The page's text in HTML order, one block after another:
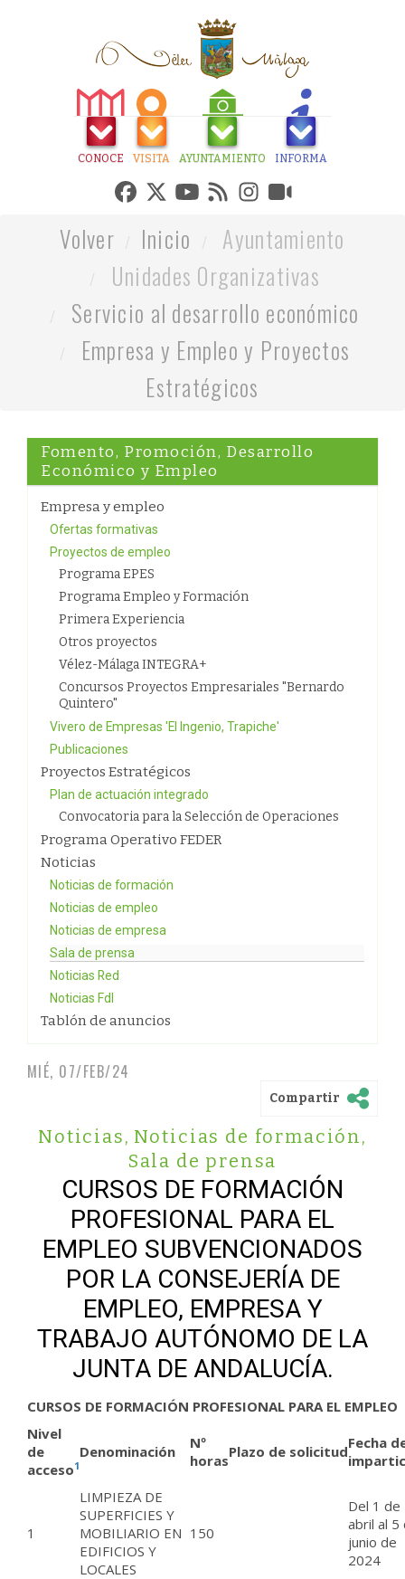
CONOCE VISITA AYUNTAMIENTO INFORMA
Volver Inicio
Ayuntamiento
Unidades Organizativas
Servicio al desarrollo económico
Empresa y Empleo y Proyectos
Estratégicos
Fomento, Promoción, Desarrollo
Económico y Empleo
Empresa y empleo
Ofertas formativas
Proyectos de empleo
Programa EPES
Programa Empleo y Formación
Primera Experiencia
Otros proyectos
Vélez-Málaga INTEGRA+
Concursos Proyectos Empresariales "Bernardo
Quintero"
Vivero de Empresas 'El Ingenio, Trapiche'
Publicaciones
Proyectos Estratégicos
Plan de actuación integrado
Convocatoria para la Selección de Operaciones
Programa Operativo FEDER
Noticias
Noticias de formación
Noticias de empleo
Noticias de empresa
Sala de prensa
Noticias Red
Noticias FdI
Tablón de anuncios
MIÉ, 07/FEB/24
Compartir
Noticias, Noticias de formación,
Sala de prensa
CURSOS DE FORMACIÓN
PROFESIONAL PARA EL
EMPLEO SUBVENCIONADOS
POR LA CONSEJERÍA DE
EMPLEO, EMPRESA Y
TRABAJO AUTÓNOMO DE LA
JUNTA DE ANDALUCÍA.
CURSOS DE FORMACIÓN PROFESIONAL PARA EL EMPLEO
Nivel
de
acceso1
Denominación
Nº
horasPlazo de solicitudFecha
1
LIMPIEZA DE
SUPERFICIES Y
MOBILIARIO EN
EDIFICIOS Y
LOCALES
150
Del 1 de
abril al 5
junio de
2024